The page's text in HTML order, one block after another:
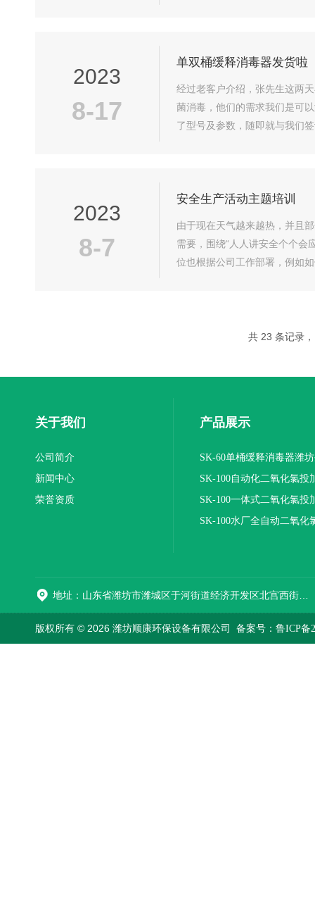
2023
8-17
单双桶缓释消毒器发货啦
经过老客户介绍，张先生这两
菌消毒，他们的需求我们是可
了型号及参数，随即就与我们
2023
8-7
安全生产活动主题培训
由于现在天气越来越热，并且
需要，围绕“人人讲安全个个会
位也根据公司工作部署，例如
共 23 条记录
关于我们
公司简介
新闻中心
荣誉资质
产品展示
SK-60单桶缓释消毒器潍
SK-100自动化二氧化氯投
装置
SK-100一体式二氧化氯投
报价
SK-100水厂全自动二氧化
版权所有 © 2026 潍坊顺康环保设备有限公司 备案号：鲁ICP备